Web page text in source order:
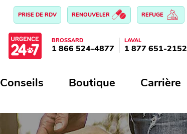
PRISE DE RDV RENOUVELER REFUGE
BROSSARD
1 866 524-4877
LAVAL
1 877 651-2152
Conseils Boutique Carrière